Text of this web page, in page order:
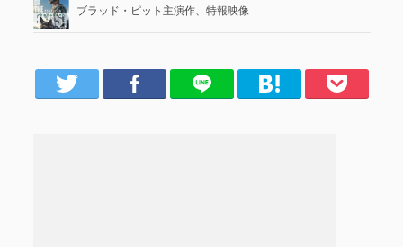
ブラッド・ピット主演作、特報映像
Facebook LINE はてブ Pocket